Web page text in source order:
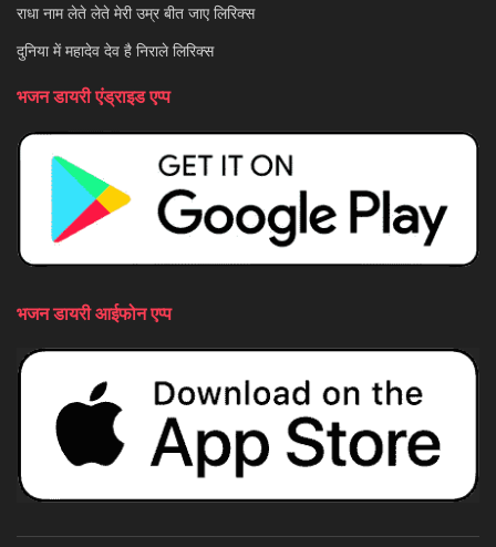
राधा नाम लेते लेते मेरी उम्र बीत जाए लिरिक्स
दुनिया में महादेव देव है निराले लिरिक्स
भजन डायरी एंड्राइड एप्प
भजन डायरी आईफोन एप्प